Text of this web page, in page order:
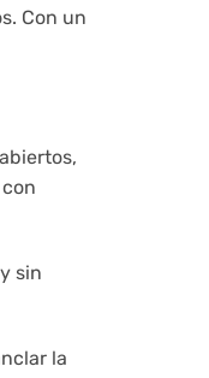
Con un
sin
la